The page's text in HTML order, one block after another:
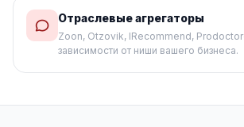
Отраслевые агрегаторы
Zoon, Otzovik, IRecommend,
зависимости от ниши вашего бизнеса.